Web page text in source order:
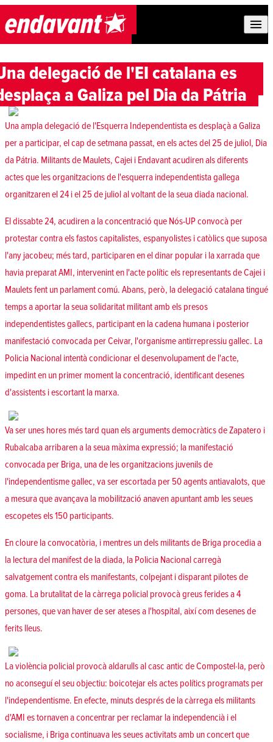
Skip to content
delegació de l'EI catalana es
a Galiza pel Dia da Pátria
Una ampla delegació de l'Esquerra Independentista es desplaçà a Galiza
per a participar, el cap de setmana passat, en els actes del 25 de juliol, Dia
da Pátria. Militants de Maulets, Cajei i Endavant acudiren als diferents
actes que les organitzacions de l'esquerra independentista gallega
organitzaren el 24 i el 25 de juliol al voltant de la seua diada nacional.
El dissabte 24, acudiren a la concentració que Nós-UP convocà per
protestar contra els fastos capitalistes, espanyolistes i catòlics que suposa
l'any jacobeu; més tard, participaren en el dinar popular i la xarrada que
havia preparat AMI, intervenint en l'acte polític els representants de Cajei i
Maulets fent un parlament comú. Abans, però, la delegació catalana tingué
temps a aportar la seua solidaritat militant amb els presos
independentistes gallecs, participant en la cadena humana i posterior
manifestació convocada per Ceivar, l'organisme antirrepressiu gallec. La
Policia Nacional intentà condicionar el desenvolupament de l'acte,
impedint en un primer moment la concentració, identificant desenes
d'assistents i escortant la marxa.
Va ser unes hores més tard quan els arguments democràtics de Zapatero i
Rubalcaba arribaren a la seua màxima expressió; la manifestació
convocada per Briga, una de les organitzacions juvenils de
l'independentisme gallec, va ser escortada per 50 agents antiavalots, que
a mesura que avançava la mobilització anaven apuntant amb les seues
escopetes els 150 participants.
En cloure la convocatòria, i mentres un dels militants de Briga procedia a
la lectura del manifest de la diada, la Policia Nacional carregà
salvatgement contra els manifestants, colpejant i disparant pilotes de
goma. La brutalitat de la càrrega policial provocà greus ferides a 4
persones, que van haver de ser ateses a l'hospital, així com desenes de
ferits lleus.
La violència policial provocà aldarulls al casc antic de Compostel·la, però
no aconseguí el seu objectiu: boicotejar els actes polítics programats per
l'independentisme. En efecte, minuts després de la càrrega els militants
d'AMI es tornaven a concentrar per reclamar la independencià i el
socialisme, i Briga continuava les seues activitats amb un concert que